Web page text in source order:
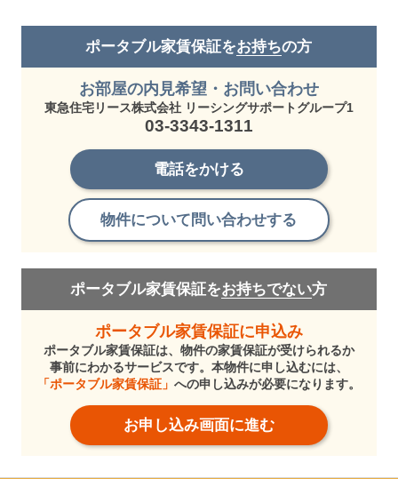
ポータブル家賃保証をお持ちの方
お部屋の内見希望・お問い合わせ
東急住宅リース株式会社 リーシングサポートグループ1
03-3343-1311
電話をかける
物件について問い合わせする
ポータブル家賃保証をお持ちでない方
ポータブル家賃保証に申込み
ポータブル家賃保証は、物件の家賃保証が受けられるか
事前にわかるサービスです。本物件に申し込むには、
「ポータブル家賃保証」 への申し込みが必要になります。
お申し込み画面に進む